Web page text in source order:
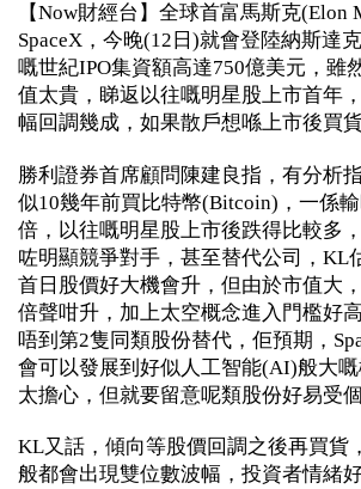
【Now財經台】全球首富馬斯克(Elon
SpaceX，今晚(12日)就會登陸納斯達
嘅世紀IPO集資額高達750億美元，雖
值太貴，睇返以往嘅明星股上市首年
幅回調幾成，如果散戶想喺上市後買
勝利證券首席顧問陳建良指，有分析
似10幾年前買比特幣(Bitcoin)，一係
倍，以往嘅明星股上市後跌得比較多
咗明顯競爭對手，甚至替代公司，KL
首日股價好大機會升，但由於市值大
倍聲咁升，加上太空概念進入門檻好
唔到第2隻同類股份替代，佢預期，
會可以發展到好似人工智能(AI)般大
太擔心，但就要留意呢類股份好易受
KL又話，傾向等股價回調之後再買貨
般都會出現雙位數波幅，投資者情緒